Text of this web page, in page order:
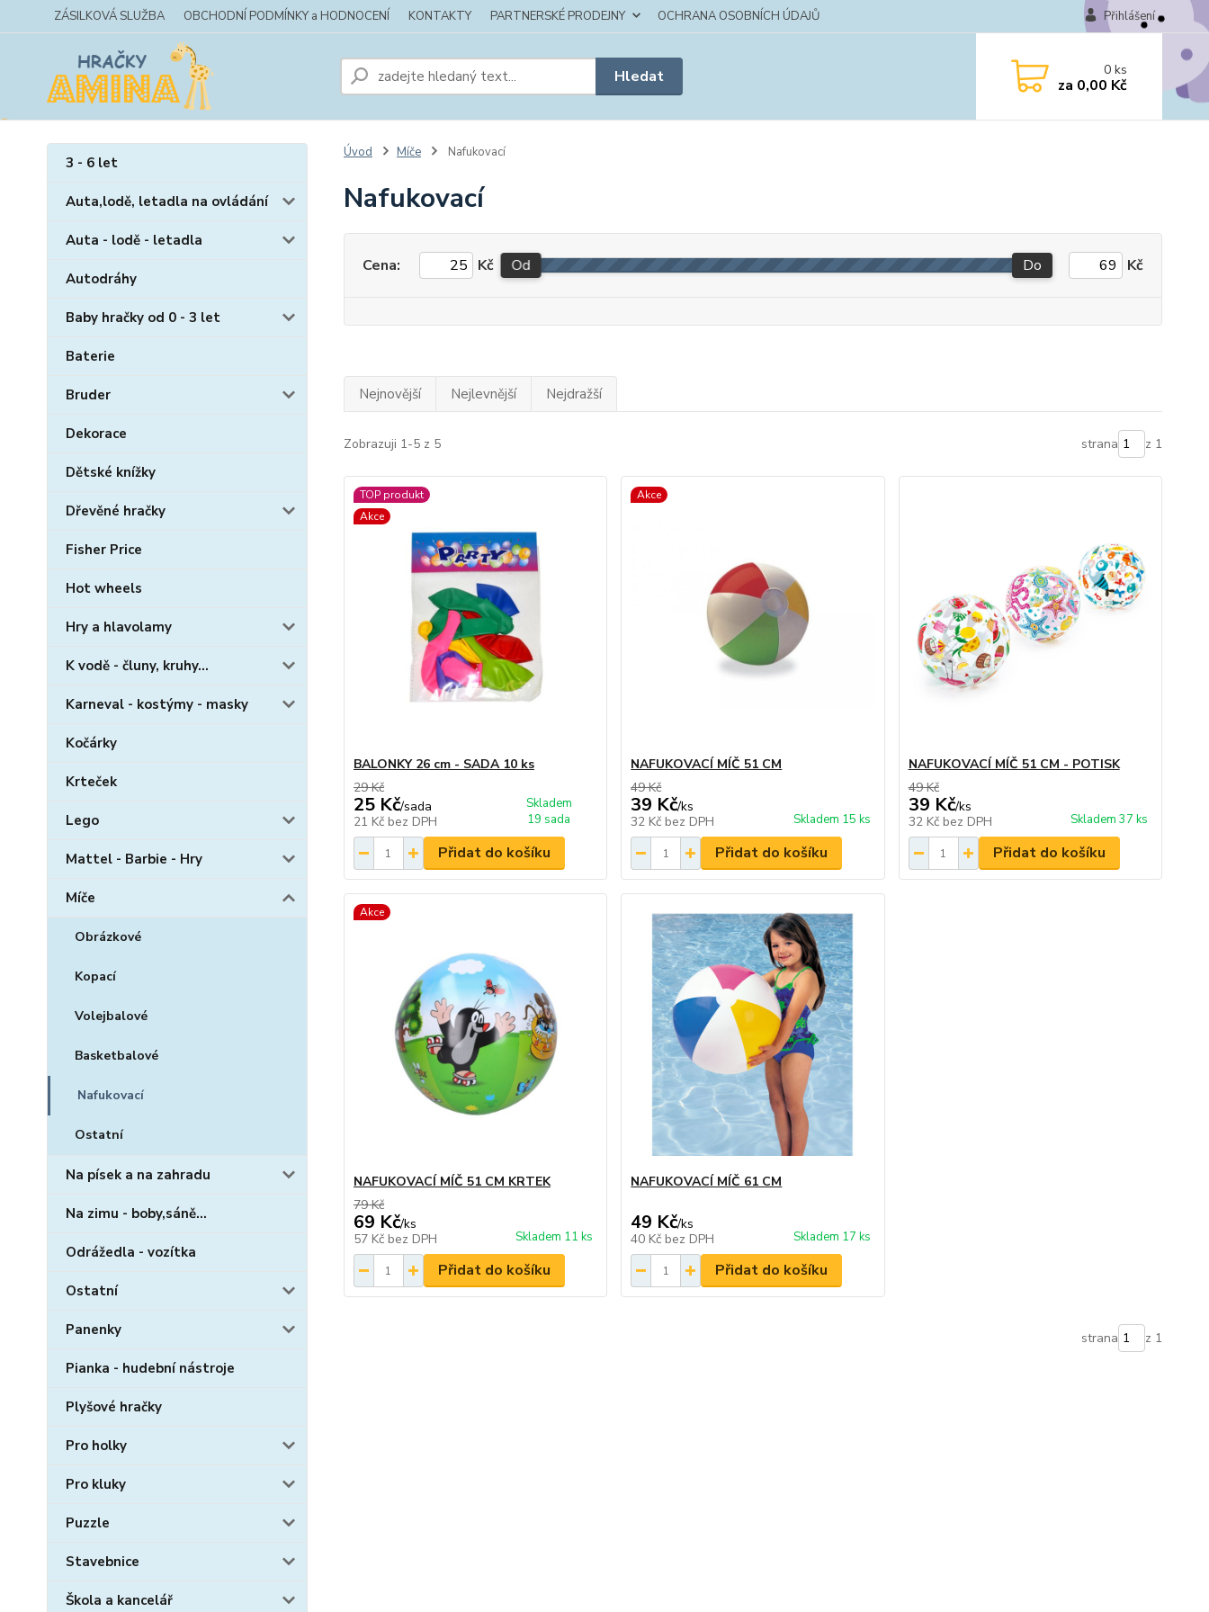
ZÁSILKOVÁ SLUŽBA OBCHODNÍ PODMÍNKY a HODNOCENÍ KONTAKTY PARTNERSKÉ PRODEJNY OCHRANA OSOBNÍCH ÚDAJŮ Přihlášení
Hledat 0ks
za 0,00 Kč
3 - 6 let
Auta,lodě, letadla na ovládání
Auta - lodě - letadla
Autodráhy
Baby hračky od 0 - 3 let
Baterie
Bruder
Dekorace
Dětské knížky
Dřevěné hračky
Fisher Price
Hot wheels
Hry a hlavolamy
K vodě - čluny, kruhy...
Karneval - kostýmy - masky
Kočárky
Krteček
Lego
Mattel - Barbie - Hry
Míče
Obrázkové
Kopací
Volejbalové
Basketbalové
Nafukovací
Ostatní
Na písek a na zahradu
Na zimu - boby,sáně...
Odrážedla - vozítka
Ostatní
Panenky
Pianka - hudební nástroje
Plyšové hračky
Pro holky
Pro kluky
Puzzle
Stavebnice
Škola a kancelář
Úvod Míče Nafukovací
Nafukovací
Cena: Kč Od Do Kč
Nejnovější Nejlevnější Nejdražší
Zobrazuji 1-5 z 5 strana z 1
TOP produkt
Akce
BALONKY 26 cm - SADA 10 ks
29 Kč
25 Kč/sada
21 Kč bez DPH
Skladem
19 sada
Přidat do košíku
Akce
NAFUKOVACÍ MÍČ 51 CM
49 Kč
39 Kč/ks
32 Kč bez DPH Skladem 15 ks
Přidat do košíku
NAFUKOVACÍ MÍČ 51 CM - POTISK
49 Kč
39 Kč/ks
32 Kč bez DPH Skladem 37 ks
Přidat do košíku
Akce
NAFUKOVACÍ MÍČ 51 CM KRTEK
79 Kč
69 Kč/ks
57 Kč bez DPH Skladem 11 ks
Přidat do košíku
NAFUKOVACÍ MÍČ 61 CM
49 Kč/ks
40 Kč bez DPH Skladem 17 ks
Přidat do košíku
strana z 1